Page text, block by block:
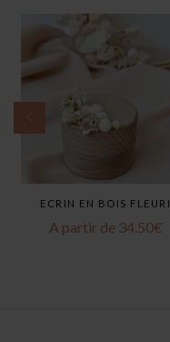
ECRIN EN BOIS FLEURI
A partir de 34.50€